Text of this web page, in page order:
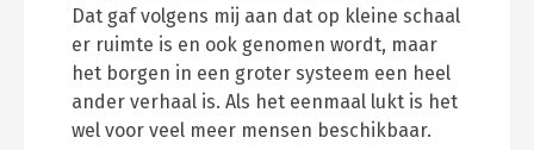
Dat gaf volgens mij aan dat op kleine schaal
er ruimte is en ook genomen wordt, maar
het borgen in een groter systeem een heel
ander verhaal is. Als het eenmaal lukt is het
wel voor veel meer mensen beschikbaar.